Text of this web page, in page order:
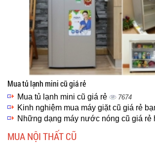
Mua tủ lạnh mini cũ giá rẻ
Mua tủ lạnh mini cũ giá rẻ 7674
Kinh nghiệm mua máy giặt cũ giá rẻ
Những dạng máy nước nóng cũ giá rẻ
MUA NỘI THẤT CŨ